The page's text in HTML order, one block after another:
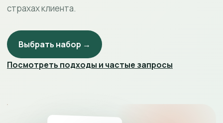
страхах клиента.
Выбрать набор →
Посмотреть подходы и частые запросы